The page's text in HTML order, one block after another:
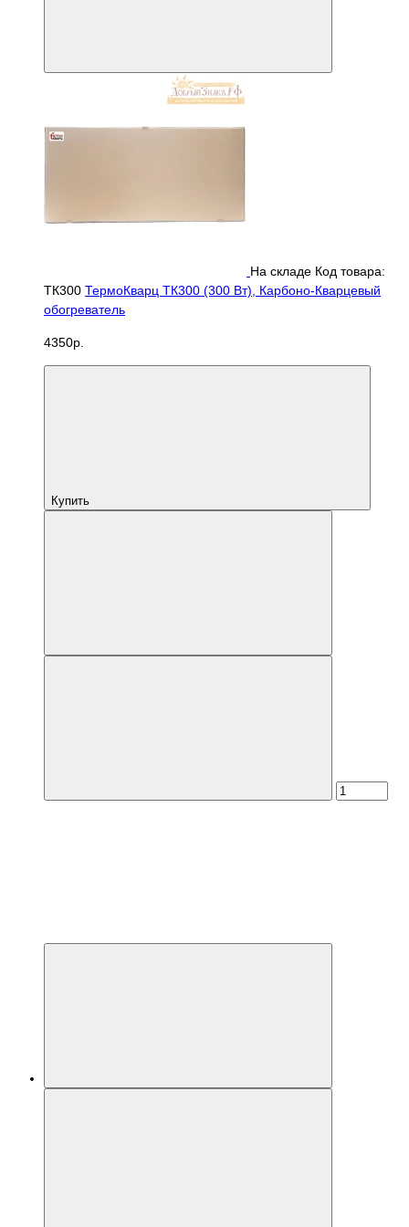
На складе Код товара:
ТК300 ТермоКварц ТК300 (300 Вт), Карбоно-Кварцевый
обогреватель
4350р.
Купить